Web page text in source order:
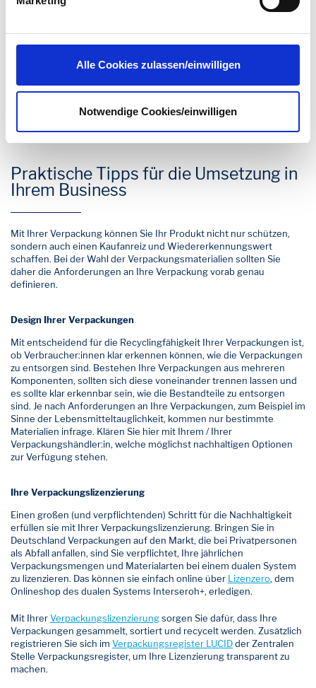
datenschutz@interzero.de
Alle Cookies zulassen/einwilligen
Notwendige Cookies/einwilligen
Anforderungen, können Sie Ihre Kund:innen mit einem Siegel über
Sie eine Orientierungshilfe zur richtigen Entsorgung.
Praktische Tipps für die Umsetzung in
Ihrem Business
Mit Ihrer Verpackung können Sie Ihr Produkt nicht nur schützen,
sondern auch einen Kaufanreiz und Wiedererkennungswert
schaffen. Bei der Wahl der Verpackungsmaterialien sollten Sie
daher die Anforderungen an Ihre Verpackung vorab genau
definieren.
Design Ihrer Verpackungen
Mit entscheidend für die Recyclingfähigkeit Ihrer Verpackungen ist,
ob Verbraucher:innen klar erkennen können, wie die Verpackungen
zu entsorgen sind. Bestehen Ihre Verpackungen aus mehreren
Komponenten, sollten sich diese voneinander trennen lassen und
es sollte klar erkennbar sein, wie die Bestandteile zu entsorgen
sind. Je nach Anforderungen an Ihre Verpackungen, zum Beispiel im
Sinne der Lebensmitteltauglichkeit, kommen nur bestimmte
Materialien infrage. Klären Sie hier mit Ihrem / Ihrer
Verpackungshändler:in, welche möglichst nachhaltigen Optionen
zur Verfügung stehen.
Ihre Verpackungslizenzierung
Einen großen (und verpflichtenden) Schritt für die Nachhaltigkeit
erfüllen sie mit Ihrer Verpackungslizenzierung. Bringen Sie in
Deutschland Verpackungen auf den Markt, die bei Privatpersonen
als Abfall anfallen, sind Sie verpflichtet, Ihre jährlichen
Verpackungsmengen und Materialarten bei einem dualen System
zu lizenzieren. Das können sie einfach online über Lizenzero, dem
Onlineshop des dualen Systems Interseroh+, erledigen.
Mit IhrerVerpackungslizenzierungsorgen Sie dafür, dass Ihre
Verpackungen gesammelt, sortiert und recycelt werden. Zusätzlich
registrieren Sie sich im Verpackungsregister LUCIDder Zentralen
Stelle Verpackungsregister, um Ihre Lizenzierung transparent zu
machen.